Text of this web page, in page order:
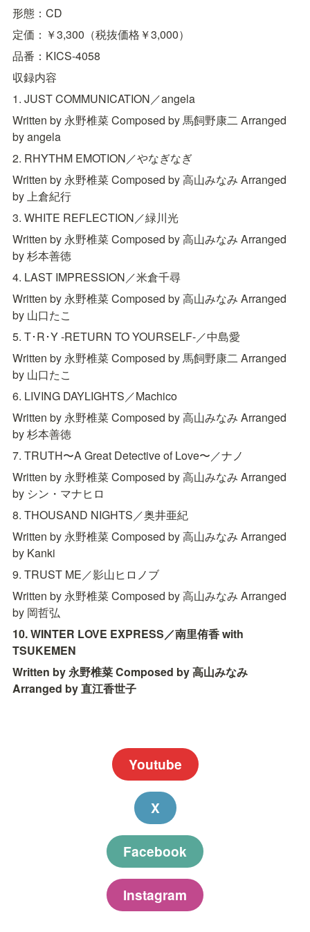
付けられた。 CGやアニメーションを使用してMVが制作された。その
ヴ活動も積極的に行われなかったため、バーチャルアーティストのイメ
『名探偵コナン』、『ジバクくん』など多くのアニメ・TV番組の主題
ト賞を受賞。1998年には、パリとワルシャワのオーケストラとの共演
ミックス・プロジェクトCDをリリースするなど活動のジャンルは多岐
にわたる。全シングル、アルバムの累計は現在までに700万枚を超え
る。（2020年10月現在） 25年の時を経て、ますます輝く楽曲たち...
TWO-MIXの名曲たちに新たに命を吹き込んだ 初のトリビュートアルバ
ムをリリース！ 発売日：2022年7月27日（水） 形態：CD 定価：
￥3,300（税抜価格￥3,000） 品番：KICS-4058 収録内容 1. JUST
COMMUNICATION／angela Written by 永野椎菜 Composed by 馬飼野
康二 Arranged by angela 2. RHYTHM EMOTION／やなぎなぎ Written
by 永野椎菜 Composed by 高山みなみ Arranged by 上倉紀行 3. WHITE
REFLECTION／緑川光 Written by 永野椎菜 Composed by 高山みなみ
Arranged by 杉本善徳 4.
形態：CD
定価：￥3,300（税抜価格￥3,000）
品番：KICS-4058
収録内容
1. JUST COMMUNICATION／angela
Written by 永野椎菜 Composed by 馬飼野康二 Arranged
by angela
2. RHYTHM EMOTION／やなぎなぎ
Written by 永野椎菜 Composed by 高山みなみ Arranged
by 上倉紀行
3. WHITE REFLECTION／緑川光
Written by 永野椎菜 Composed by 高山みなみ Arranged
by 杉本善徳
4. LAST IMPRESSION／米倉千尋
Written by 永野椎菜 Composed by 高山みなみ Arranged
by 山口たこ
5. T･R･Y -RETURN TO YOURSELF-／中島愛
Written by 永野椎菜 Composed by 馬飼野康二 Arranged
by 山口たこ
6. LIVING DAYLIGHTS／Machico
Written by 永野椎菜 Composed by 高山みなみ Arranged
by 杉本善徳
7. TRUTH〜A Great Detective of Love〜／ナノ
Written by 永野椎菜 Composed by 高山みなみ Arranged
by シン・マナヒロ
8. THOUSAND NIGHTS／奥井亜紀
Written by 永野椎菜 Composed by 高山みなみ Arranged
by Kanki
9. TRUST ME／影山ヒロノブ
Written by 永野椎菜 Composed by 高山みなみ Arranged
by 岡哲弘
10. WINTER LOVE EXPRESS／南里侑香 with
TSUKEMEN
Written by 永野椎菜 Composed by 高山みなみ
Arranged by 直江香世子
Youtube
X
Facebook
Instagram